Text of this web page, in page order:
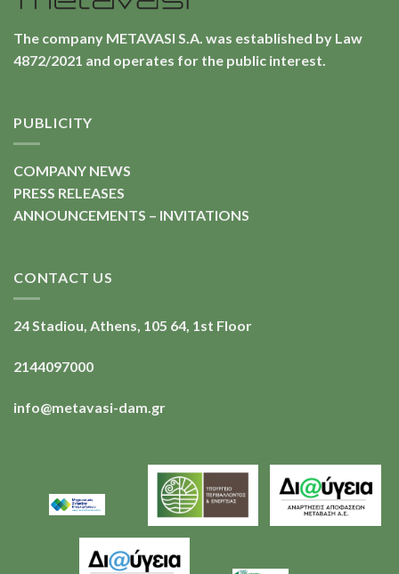
The company METAVASI S.A. was established by Law
4872/2021 and operates for the public interest.
PUBLICITY
COMPANY NEWS
PRESS RELEASES
ANNOUNCEMENTS – INVITATIONS
CONTACT US
24 Stadiou, Athens, 105 64, 1st Floor
2144097000
info@metavasi-dam.gr